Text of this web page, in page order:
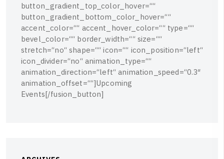
button _gradient top_color_ hover=““
button _gradient bottom color_ hover=““
accent _color=““ accent hover_ color=““ type=““
bevel color=““ border_width=““ size=““
stretch=“no“ shape=““ icon=““ icon position=“left“
icon divider=“no“ animation type=““
animation direction=“left“ animation speed=“0.3″
animation offset=““]Upcoming
Events[/fusion button]